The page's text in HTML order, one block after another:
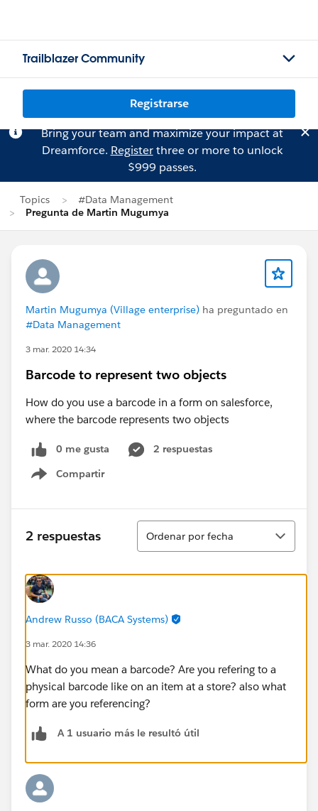
Trailblazer Community
Registrarse
Bring your team and maximize your impact at
Dreamforce. Registerthree or more to unlock
$999 passes.
Topics
#Data Management
Pregunta de Martin Mugumya
Martin Mugumya (Village enterprise) ha preguntado en
#Data Management
3 mar. 2020 14:34
Barcode to represent two objects
How do you use a barcode in a form on salesforce,
where the barcode represents two objects
0 me gusta
2 respuestas
Compartir
Show menu
2 respuestas
Ordenar
Ordenar por fecha
Andrew Russo (BACA Systems)
3 mar. 2020 14:36
What do you mean a barcode? Are you refering to a
physical barcode like on an item at a store? also what
form are you referencing?
A 1 usuario más le resultó útil